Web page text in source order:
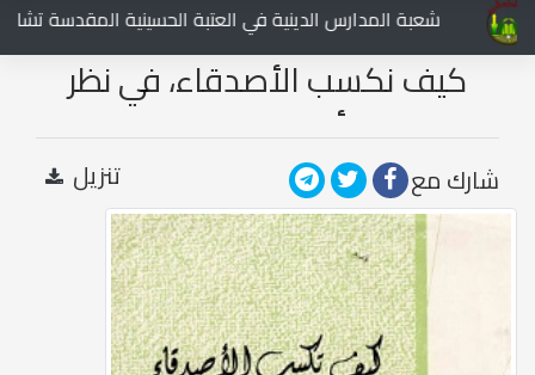
شعبة المدارس الدينية في العتبة الحسينية المقدسة تشارك
كيف نكسب الأصدقاء، في نظر
أهل البيت ع
شارك مع تنزيل